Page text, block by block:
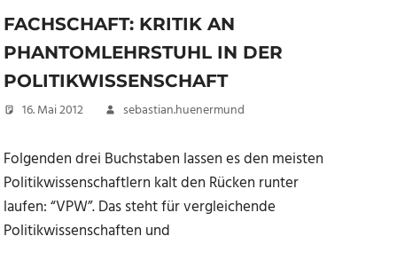
FACHSCHAFT: KRITIK AN
PHANTOMLEHRSTUHL IN DER
POLITIKWISSENSCHAFT
16. Mai 2012 sebastian.huenermund
Folgenden drei Buchstaben lassen es den meisten
Politikwissenschaftlern kalt den Rücken runter
laufen: “VPW”. Das steht für vergleichende
Politikwissenschaften und